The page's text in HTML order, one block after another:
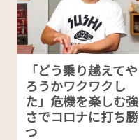
「どう乗り越えてや
ろうかワクワクし
た」危機を楽しむ強
さでコロナに打ち勝
つ